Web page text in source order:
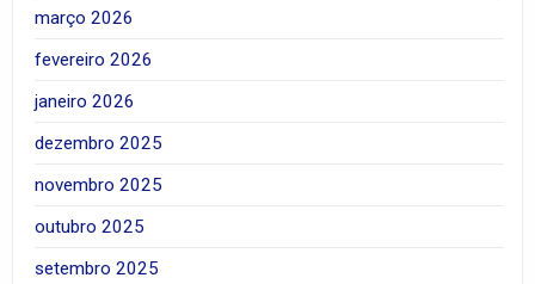
março 2026
fevereiro 2026
janeiro 2026
dezembro 2025
novembro 2025
outubro 2025
setembro 2025